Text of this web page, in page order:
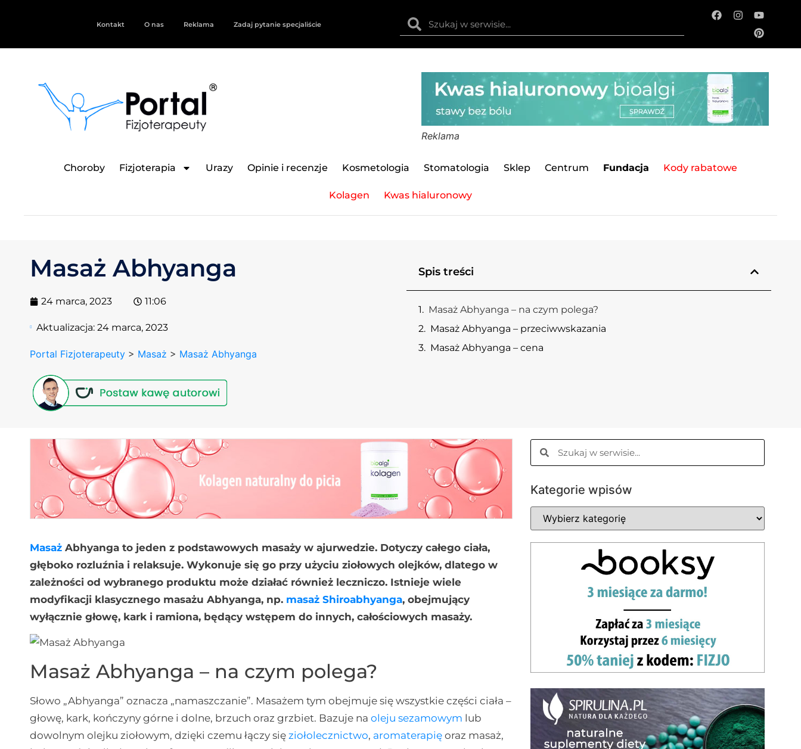
Kontakt O nas Reklama Zadaj pytanie specjaliście
Reklama
Choroby Fizjoterapia Urazy Opinie i recenzje Kosmetologia Stomatologia Sklep Centrum Fundacja Kody rabatowe
Kolagen Kwas hialuronowy
Masaż Abhyanga
24 marca, 2023 11:06
Aktualizacja:24 marca, 2023
Portal Fizjoterapeuty > Masaż > Masaż Abhyanga
Spis treści
Masaż Abhyanga – na czym polega?
Masaż Abhyanga – przeciwwskazania
Masaż Abhyanga – cena
Masaż Abhyanga to jeden z podstawowych masaży w ajurwedzie. Dotyczy całego ciała,
głęboko rozluźnia i relaksuje. Wykonuje się go przy użyciu ziołowych olejków, dlatego w
zależności od wybranego produktu może działać również leczniczo. Istnieje wiele
modyfikacji klasycznego masażu Abhyanga, np. masaż Shiroabhyanga, obejmujący
wyłącznie głowę, kark i ramiona, będący wstępem do innych, całościowych masaży.
Masaż Abhyanga – na czym polega?
Słowo „Abhyanga” oznacza „namaszczanie”. Masażem tym obejmuje się wszystkie części ciała –
głowę, kark, kończyny górne i dolne, brzuch oraz grzbiet. Bazuje naoleju sezamowym lub
dowolnym olejku ziołowym, dzięki czemu łączy sięziołolecznictwo, aromaterapię oraz masaż,
Kategorie wpisów